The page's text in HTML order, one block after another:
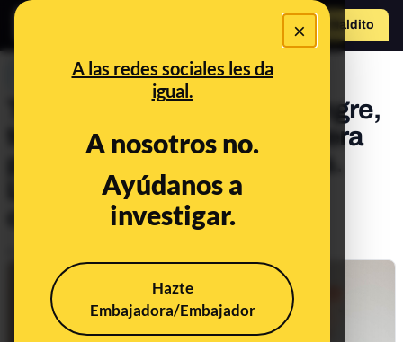
×
A las redes sociales les da
igual.
A nosotros no.
Ayúdanos a
investigar.
Hazte
Embajadora/Embajador
Hazte Maldito
PREBUNKING
Tatuajes y donación de sangre,
tocarse el ombligo y aloe vera
para quemaduras y heridas.
Llega a Maldita Ciencia el
consultorio 58º